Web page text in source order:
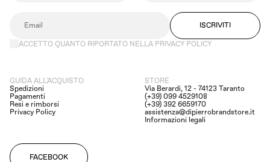
ISCRIVITI
ACCETTO QUANTO RIPORTATO NELLA PRIVACY POLICY
GUIDA ALL'ACQUISTO
Spedizioni
Pagamenti
Resi e rimborsi
Privacy Policy
STORE
Via Berardi, 12 - 74123 Taranto
(+39) 099 4529108
(+39) 392 6659170
assistenza@dipierrobrandstore.it
Informazioni legali
FACEBOOK